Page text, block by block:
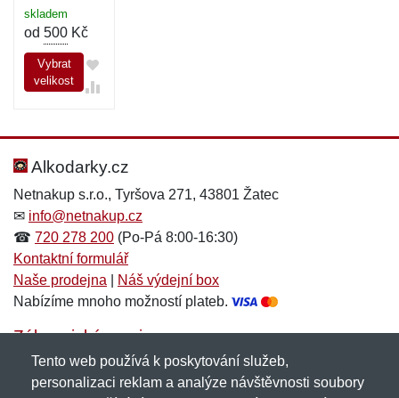
skladem
od 500 Kč
Vybrat
velikost
Alkodarky.cz
Netnakup s.r.o., Tyršova 271, 43801 Žatec
✉ info@netnakup.cz
☎ 720 278 200 (Po-Pá 8:00-16:30)
Kontaktní formulář
Naše prodejna
Náš výdejní box
Nabízíme mnoho možností plateb.
Zákaznický servis
Novinky emailem
Tento web používá k poskytování služeb,
personalizaci reklam a analýze návštěvnosti soubory